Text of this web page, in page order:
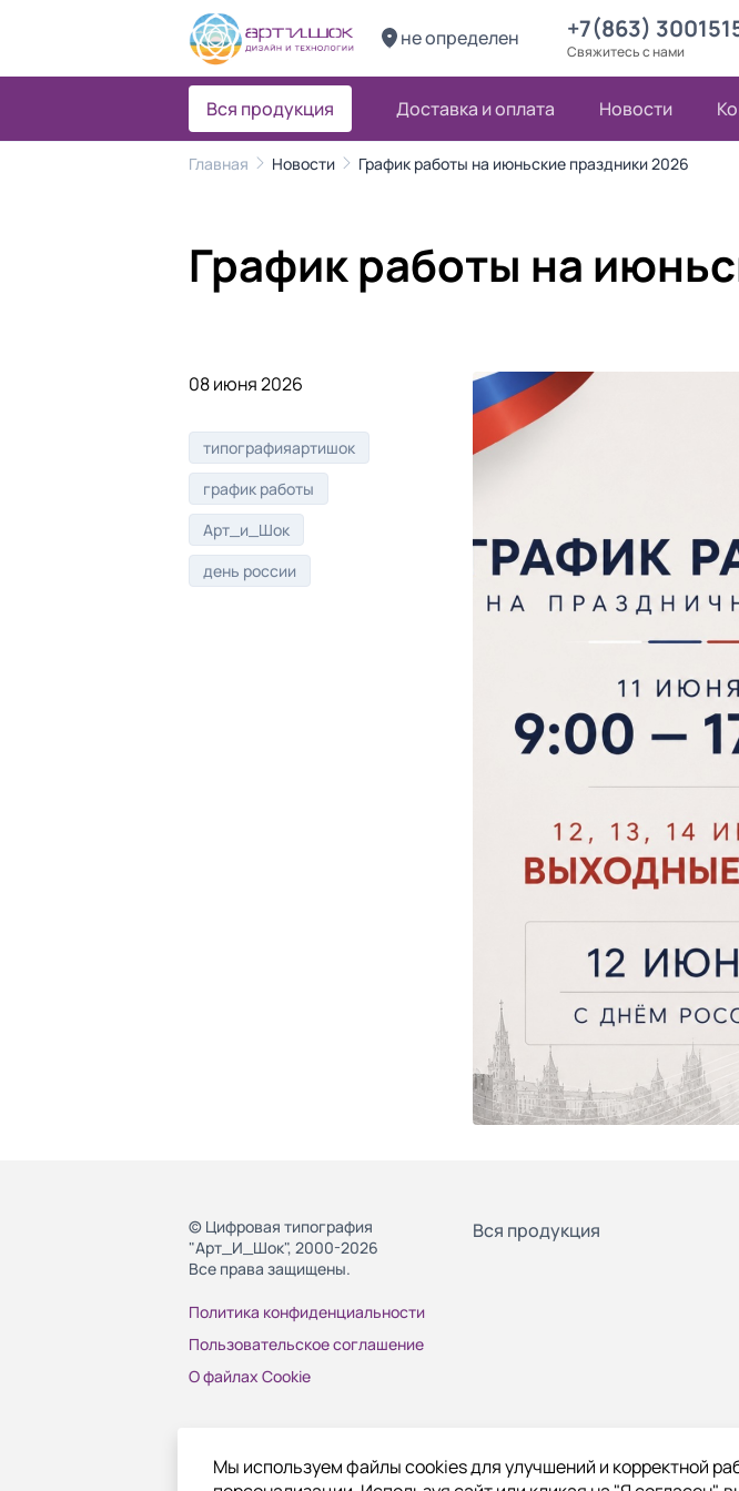
не определен +7(863)
Свяжитесь с нами
Вся продукция Доставка и оплата Новости
Главная Новости График работы на июньские праздники 2026
График работы на
08 июня 2026
типографияартишок
график работы
Арт_и_Шок
день россии
© Цифровая типография
"Арт_И_Шок", 2000-2026
Все права защищены.
Политика конфиденциальности
Пользовательское соглашение
О файлах Cookie
Вся продукция
Мы используем файлы cookies для улучшений и корректной